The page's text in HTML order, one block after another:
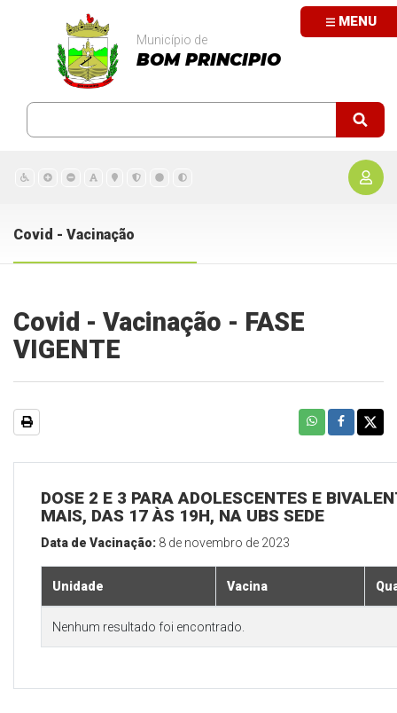
MENU
Município de
BOM PRINCIPIO
Covid - Vacinação
Covid - Vacinação - FASE
VIGENTE
DOSE 2 E 3 PARA ADOLESCENTES E
MAIS, DAS 17 ÀS 19H, NA UBS SEDE
Data de Vacinação: 8 de novembro de 2023
Unidade Vacina
Nenhum resultado foi encontrado.